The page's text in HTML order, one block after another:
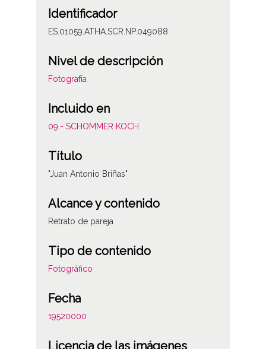
Identificador
ES.01059.ATHA.SCR.NP.049088
Nivel de descripción
Fotografía
Incluido en
09.- SCHOMMER KOCH
Título
"Juan Antonio Briñas"
Alcance y contenido
Retrato de pareja
Tipo de contenido
Fotográfico
Fecha
19520000
Licencia de las imágenes